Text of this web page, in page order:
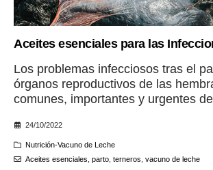
Aceites esenciales para las
Los problemas infecciosos tras el
órganos reproductivos de las
comunes, importantes y urgentes
24/10/2022
Nutrición-Vacuno de Leche
Aceites esenciales parto, terneros vacuno de leche